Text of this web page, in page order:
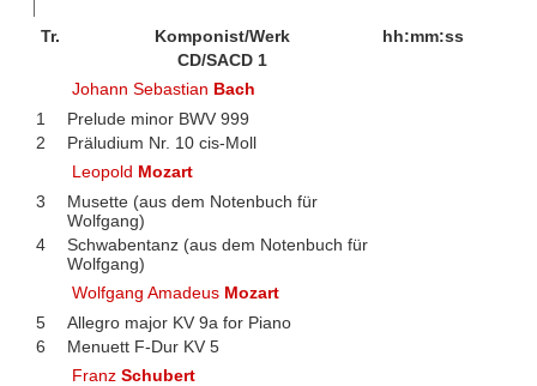
Tr. Komponist/Werk
hh:mm:ss
CD/SACD 1
Johann Sebastian Bach
1
Prelude minor BWV 999
2
Präludium Nr. 10 cis-Moll
Leopold Mozart
3
Musette (aus dem Notenbuch für
Wolfgang)
4
Schwabentanz (aus dem Notenbuch für
Wolfgang)
Wolfgang Amadeus Mozart
5
Allegro major KV 9a for Piano
6
Menuett F-Dur KV 5
FranzSchubert